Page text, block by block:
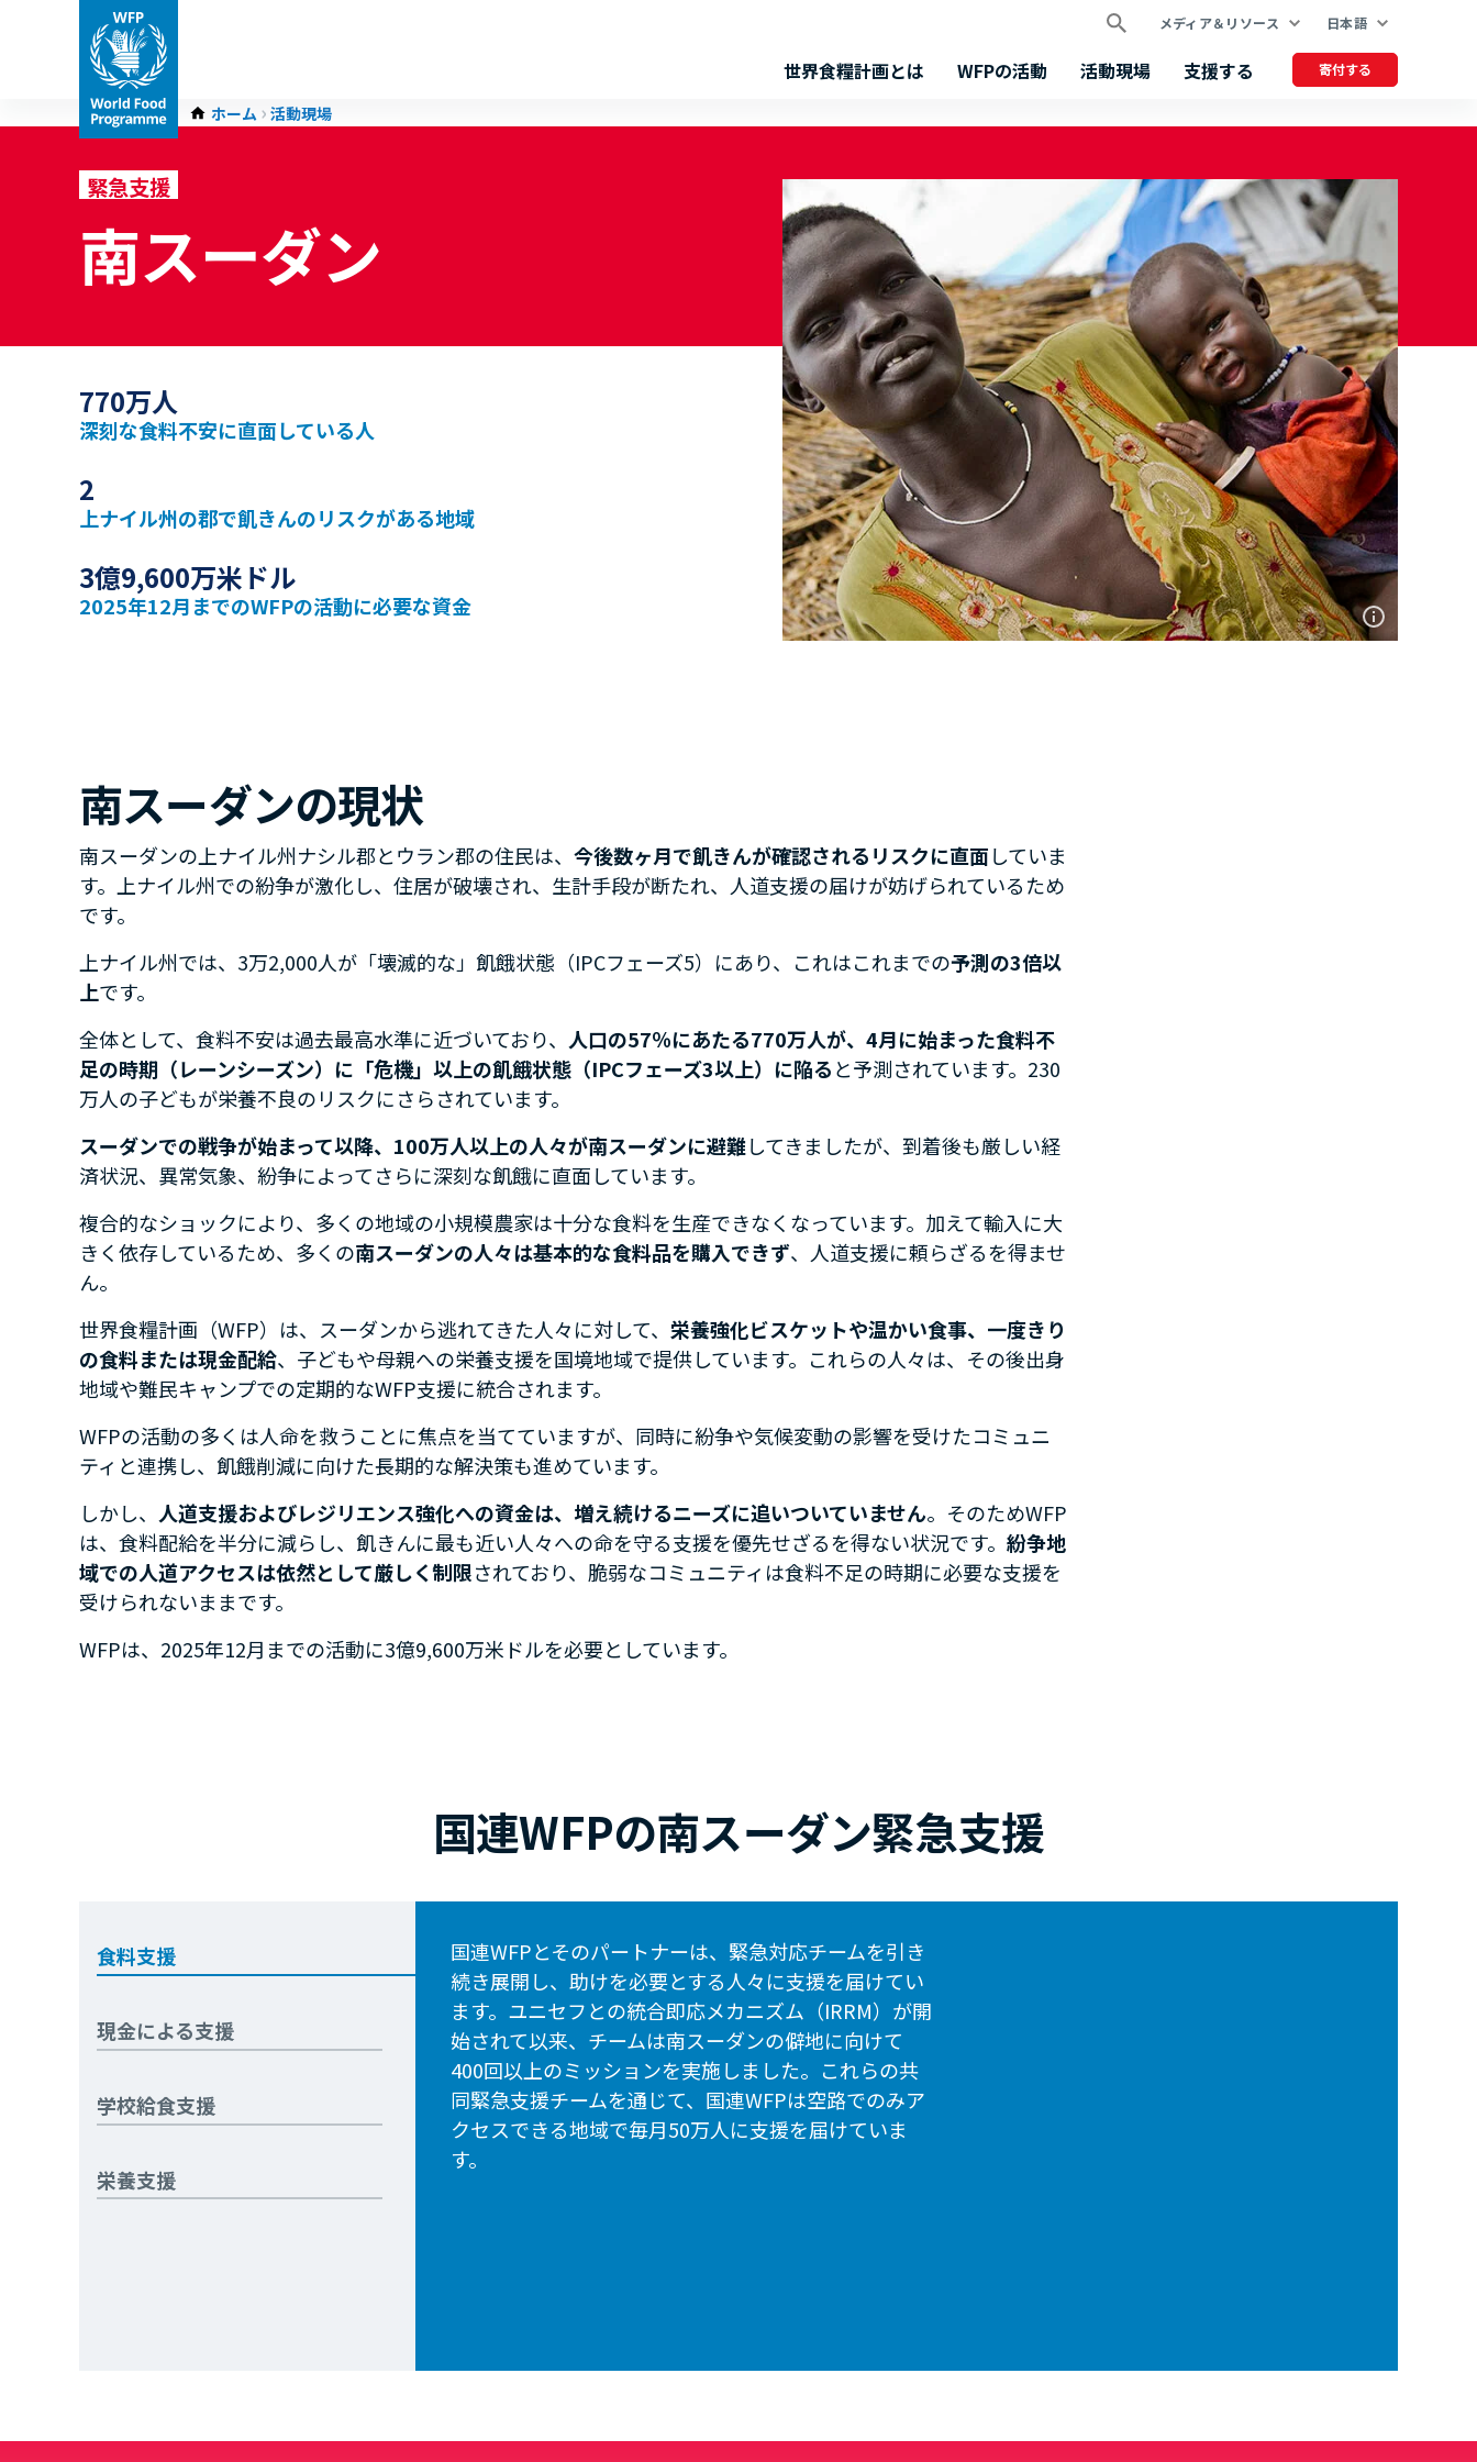
メディア＆リソース 日本語
世界食糧計画とは WFPの活動 活動現場 支援する 寄付する
ホーム 活動現場
緊急支援
南スーダン
770万人
深刻な食料不安に直面している人
2
上ナイル州の郡で飢きんのリスクがある地域
3億9,600万米ドル
2025年12月までのWFPの活動に必要な資金
南スーダンの現状
南スーダンの上ナイル州ナシル郡とウラン郡の住民は、 今後数ヶ月で飢きんが確認されるリスクに直面していま
す。上ナイル州での紛争が激化し、住居が破壊され、生計手段が断たれ、人道支援の届けが妨げられているため
です。
上ナイル州では、3万2,000人が「壊滅的な」飢餓状態（IPCフェーズ5）にあり、これはこれまでの予測の3倍以
上です。
全体として、食料不安は過去最高水準に近づいており、 人口の57％にあたる770万人が、4月に始まった食料不
足の時期（レーンシーズン）に「危機」以上の飢餓状態（IPCフェーズ3以上）に陥ると予測されています。230
万人の子どもが栄養不良のリスクにさらされています。
スーダンでの戦争が始まって以降、100万人以上の人々が南スーダンに避難してきましたが、到着後も厳しい経
済状況、異常気象、紛争によってさらに深刻な飢餓に直面しています。
複合的なショックにより、多くの地域の小規模農家は十分な食料を生産できなくなっています。加えて輸入に大
きく依存しているため、多くの南スーダンの人々は基本的な食料品を購入できず、人道支援に頼らざるを得ませ
ん。
世界食糧計画（WFP）は、スーダンから逃れてきた人々に対して、 栄養強化ビスケットや温かい食事、一度きり
の食料または現金配給、子どもや母親への栄養支援を国境地域で提供しています。これらの人々は、その後出身
地域や難民キャンプでの定期的なWFP支援に統合されます。
WFPの活動の多くは人命を救うことに焦点を当てていますが、同時に紛争や気候変動の影響を受けたコミュニ
ティと連携し、飢餓削減に向けた長期的な解決策も進めています。
しかし、 人道支援およびレジリエンス強化への資金は、増え続けるニーズに追いついていません。そのためWFP
は、食料配給を半分に減らし、飢きんに最も近い人々への命を守る支援を優先せざるを得ない状況です。 紛争地
域での人道アクセスは依然として厳しく制限されており、脆弱なコミュニティは食料不足の時期に必要な支援を
受けられないままです。
WFPは、2025年12月までの活動に3億9,600万米ドルを必要としています。
国連WFPの南スーダン緊急支援
食料支援
国連WFPとそのパートナーは、緊急対応チームを引き
続き展開し、助けを必要とする人々に支援を届けてい
ます。ユニセフとの統合即応メカニズム（IRRM）が開
始されて以来、チームは南スーダンの僻地に向けて
400回以上のミッションを実施しました。これらの共
同緊急支援チームを通じて、国連WFPは空路でのみア
クセスできる地域で毎月50万人に支援を届けていま
す。
現金による支援
学校給食支援
栄養支援